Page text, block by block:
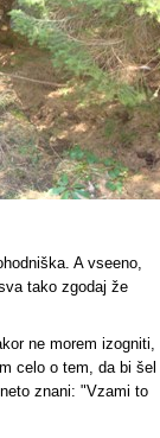
A vseeno,
tako zgodaj že
ne morem izogniti,
celo o tem, da bi šel
znani: "Vzami to